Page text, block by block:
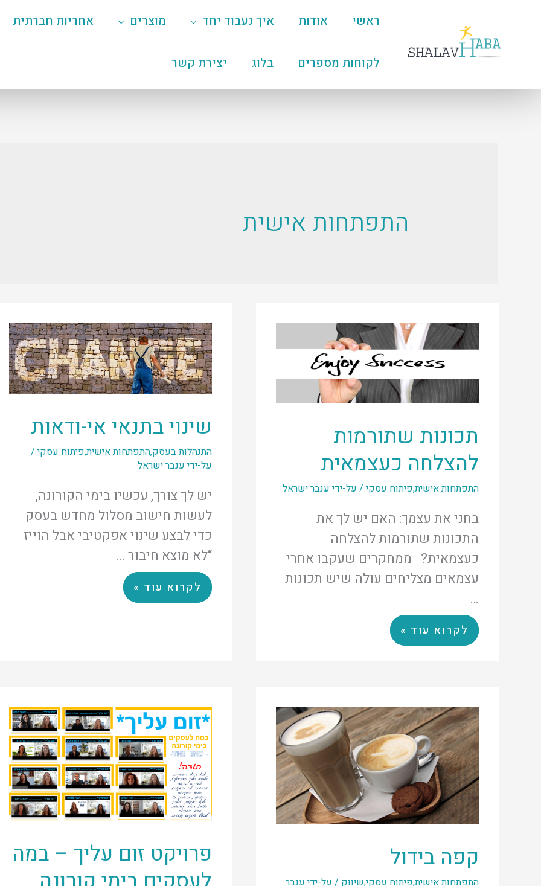
ראשי אודות איך נעבוד יחד מוצרים אחריות חברתית
לקוחות מספרים בלוג יצירת קשר
התפתחות אישית
תכונות שתורמות
להצלחה כעצמאית
התפתחות אישית,פיתוח עסקי / על-ידי ענבר ישראל
בחני את עצמך: האם יש לך את
התכונות שתורמות להצלחה
כעצמאית? ממחקרים שעקבו אחרי
עצמאים מצליחים עולה שיש תכונות
…
לקרוא עוד »
שינוי בתנאי אי-ודאות
התנהלות בעסק,התפתחות אישית,פיתוח עסקי /
על-ידי ענבר ישראל
יש לך צורך, עכשיו בימי הקורונה,
לעשות חישוב מסלול מחדש בעסק
כדי לבצע שינוי אפקטיבי אבל הוייז
“לא מוצא חיבור …
לקרוא עוד »
קפה בידול
התפתחות אישית,פיתוח עסקי,שיווק / על-ידי ענבר
פרויקט זום עליך – במה